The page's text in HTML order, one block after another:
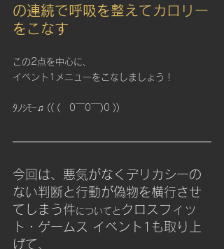
の連続で呼吸を整えてカロリー
をこなす
この2点を中心に、
イベント1メニューをこなしましょう！
ﾀﾉｼﾓｰ♫ (( (　0￣0￣)0 ))
今回は、 悪気がなくデリカシーの
ない判断と行動が偽物を横行させ
てしまう件についてと クロスフィッ
ト・ゲームス イベント1も取り上
げて、